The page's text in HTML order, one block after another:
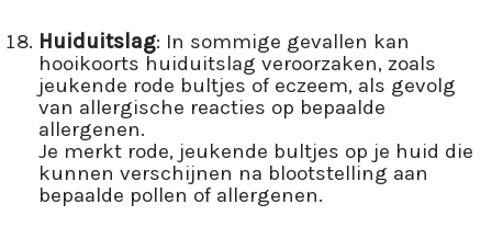
Huiduitslag: In sommige gevallen kan
hooikoorts huiduitslag veroorzaken, zoals
jeukende rode bultjes of eczeem, als gevolg
van allergische reacties op bepaalde
allergenen.
Je merkt rode, jeukende bultjes op je huid die
kunnen verschijnen na blootstelling aan
bepaalde pollen of allergenen.